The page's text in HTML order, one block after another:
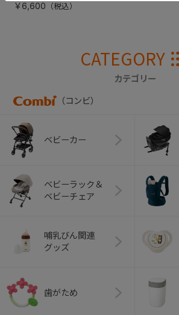
￥6,600
CATEGORY
カテゴリー
（コンビ）
ベビーカー
ベビーラック＆
ベビーチェア
哺乳びん関連
グッズ
歯がため